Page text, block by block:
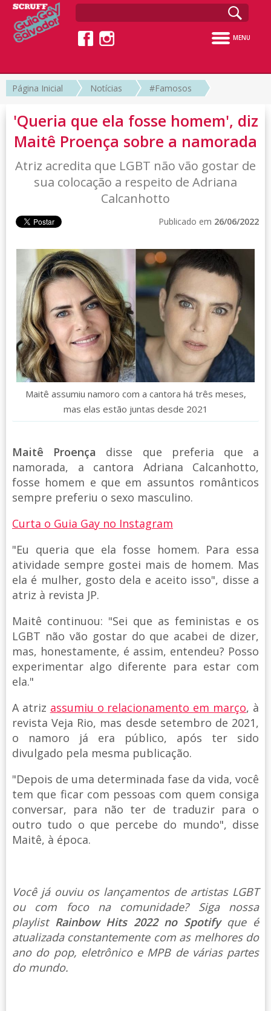
MENU
Página Inicial Notícias #Famosos
'Queria que ela fosse homem', diz
Maitê Proença sobre a namorada
Atriz acredita que LGBT não vão gostar de
sua colocação a respeito de Adriana
Calcanhotto
Publicado em 26/06/2022
Maitê assumiu namoro com a cantora há três meses,
mas elas estão juntas desde 2021
Maitê Proença disse que preferia que a
namorada, a cantora Adriana Calcanhotto,
fosse homem e que em assuntos românticos
sempre preferiu o sexo masculino.
Curta o Guia Gay no Instagram
"Eu queria que ela fosse homem. Para essa
atividade sempre gostei mais de homem. Mas
ela é mulher, gosto dela e aceito isso", disse a
atriz à revista JP.
Maitê continuou: "Sei que as feministas e os
LGBT não vão gostar do que acabei de dizer,
mas, honestamente, é assim, entendeu? Posso
experimentar algo diferente para estar com
ela."
A atriz assumiu o relacionamento em março, à
revista Veja Rio, mas desde setembro de 2021,
o namoro já era público, após ter sido
divulgado pela mesma publicação.
"Depois de uma determinada fase da vida, você
tem que ficar com pessoas com quem consiga
conversar, para não ter de traduzir para o
outro tudo o que percebe do mundo", disse
Maitê, à época.
Você já ouviu os lançamentos de artistas LGBT
ou com foco na comunidade? Siga nossa
playlist Rainbow Hits 2022 no Spotify que é
atualizada constantemente com as melhores do
ano do pop, eletrônico e MPB de várias partes
do mundo.